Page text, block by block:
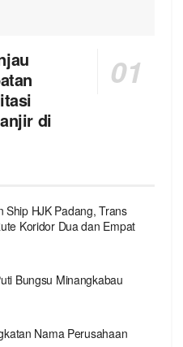
di
Ship HJK Padang, Trans
Koridor Dua dan Empat
Bungsu Minangkabau
Nama Perusahaan